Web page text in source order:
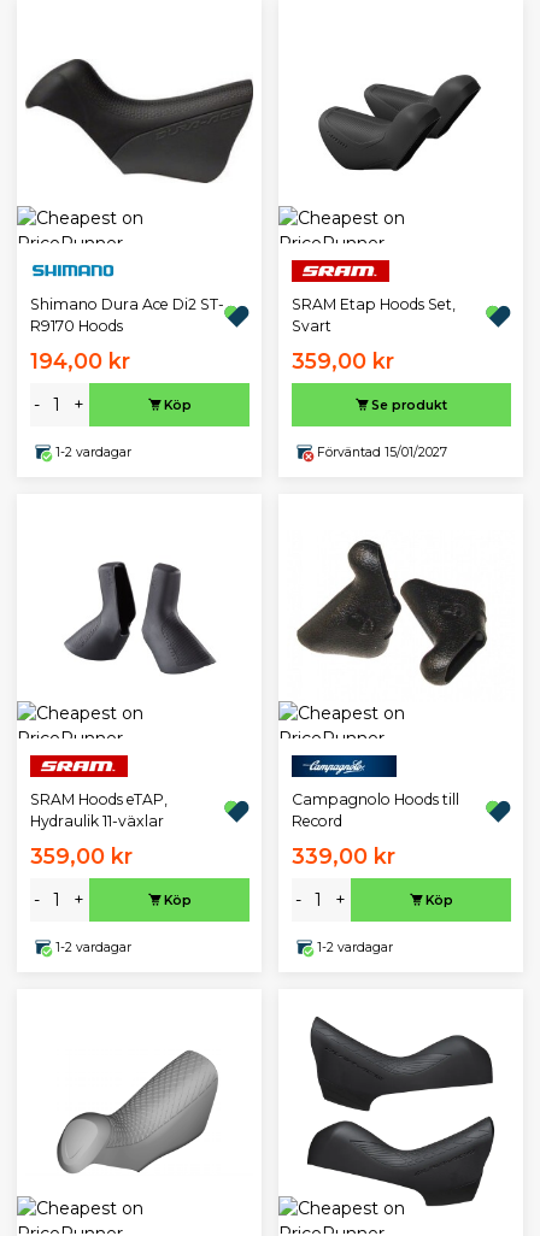
Shimano Dura Ace Di2 ST-
R9170 Hoods
194,00 kr
- + Köp
1-2 vardagar
SRAM Etap Hoods Set,
Svart
359,00 kr
Se produkt
Förväntad 15/01/2027
SRAM Hoods eTAP,
Hydraulik 11-växlar
359,00 kr
- + Köp
1-2 vardagar
Campagnolo Hoods till
Record
339,00 kr
- + Köp
1-2 vardagar